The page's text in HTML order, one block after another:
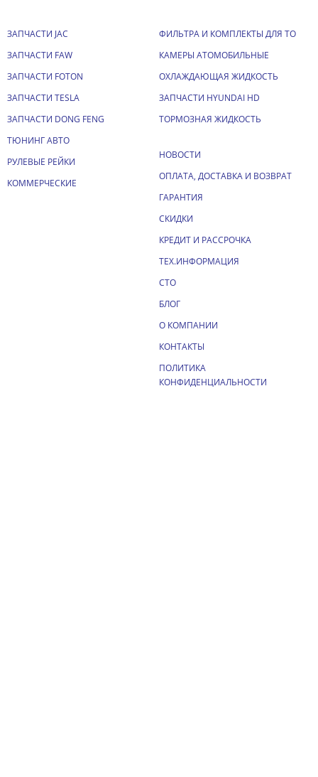
ЗАПЧАСТИ JAC
ЗАПЧАСТИ FAW
ЗАПЧАСТИ FOTON
ЗАПЧАСТИ TESLA
ЗАПЧАСТИ DONG FENG
ТЮНИНГ АВТО
РУЛЕВЫЕ РЕЙКИ
КОММЕРЧЕСКИЕ
ФИЛЬТРА И КОМПЛЕКТЫ ДЛЯ ТО
КАМЕРЫ АТОМОБИЛЬНЫЕ
ОХЛАЖДАЮЩАЯ ЖИДКОСТЬ
ЗАПЧАСТИ HYUNDAI HD
ТОРМОЗНАЯ ЖИДКОСТЬ
НОВОСТИ
ОПЛАТА, ДОСТАВКА И ВОЗВРАТ
ГАРАНТИЯ
СКИДКИ
КРЕДИТ И РАССРОЧКА
ТЕХ.ИНФОРМАЦИЯ
СТО
БЛОГ
О КОМПАНИИ
КОНТАКТЫ
ПОЛИТИКА
КОНФИДЕНЦИАЛЬНОСТИ